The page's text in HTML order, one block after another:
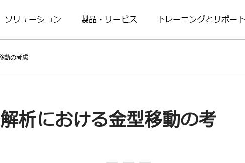
ソリューション 製品・サービス トレーニングとサポート
動の考慮
析における金型移動の考